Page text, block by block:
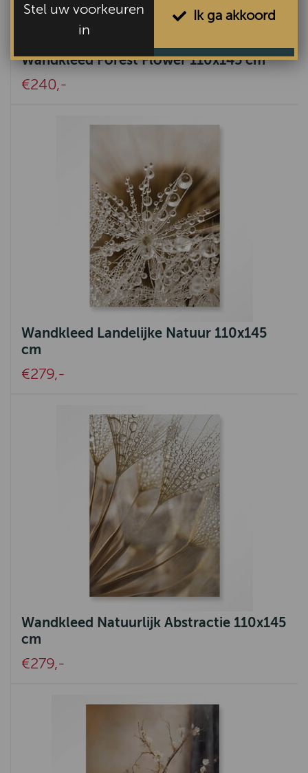
Wandkleed Forest Flower 110x145 cm
€240,-
Wandkleed Landelijke Natuur 110x145
cm
€279,-
Wandkleed Natuurlijk Abstractie 110x145
cm
€279,-
Stel uw voorkeuren
in
Ik ga akkoord